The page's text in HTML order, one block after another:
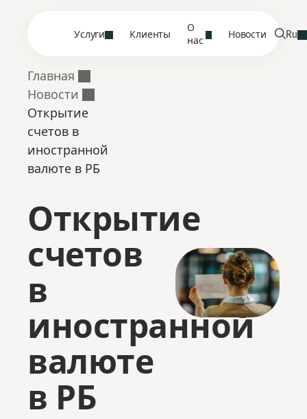
Услуги Клиенты
О
нас
Новости Ru
Главная
Новости
Открытие
счетов в
иностранной
валюте в РБ
Открытие
счетов
в
иностранной
валюте
в РБ